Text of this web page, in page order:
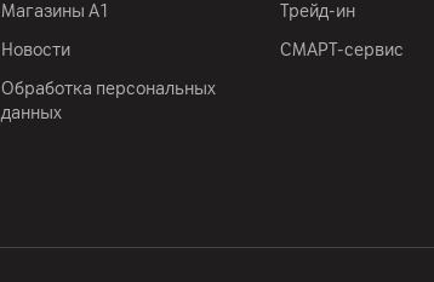
Магазины А1
Новости
Обработка персональных
данных
Трейд-ин
СМАРТ-сервис